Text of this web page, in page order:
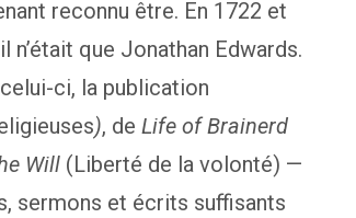
reconnu être. En 1722 et
n’était que Jonathan Edwards.
ci, la publication
), de Life of Brainerd
Will(Liberté de la volonté) —
sermons et écrits suffisants